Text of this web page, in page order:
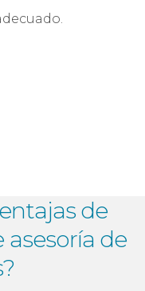
de
asesoría de